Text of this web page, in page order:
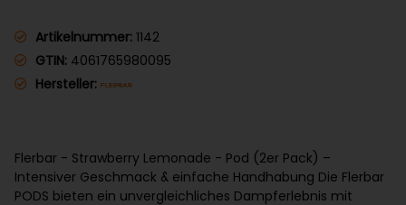
Artikelnummer: 1142
GTIN: 4061765980095
Hersteller:
Flerbar - Strawberry Lemonade - Pod (2er Pack) –
Intensiver Geschmack & einfache Handhabung Die Flerbar
PODS bieten ein unvergleichliches Dampferlebnis mit